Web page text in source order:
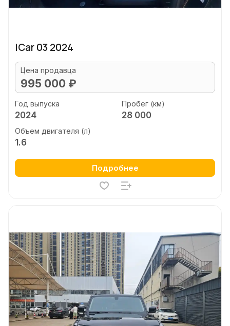
iCar 03 2024
Цена продавца
995 000 ₽
Год выпуска
2024
Пробег (км)
28 000
Объем двигателя (л)
1.6
Подробнее